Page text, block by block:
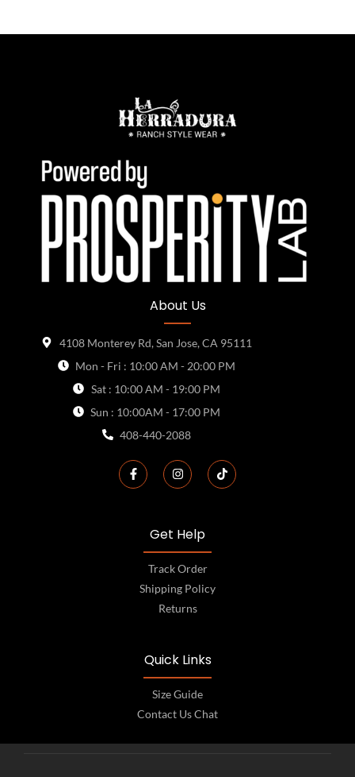
About Us
4108 Monterey Rd, San Jose, CA 95111
Mon - Fri : 10:00 AM - 20:00 PM
Sat : 10:00 AM - 19:00 PM
Sun : 10:00AM - 17:00 PM
408-440-2088
Get Help
Track Order
Shipping Policy
Returns
Quick Links
Size Guide
Contact Us Chat